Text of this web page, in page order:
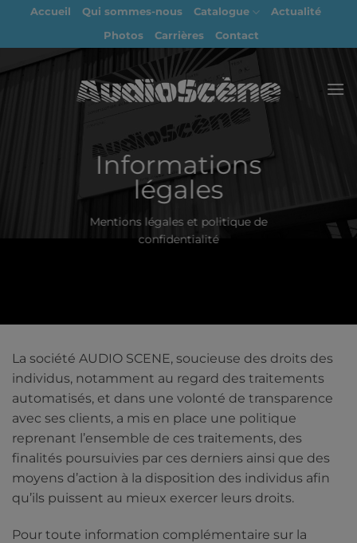
Passer
contenu
Accueil Qui sommes-nous Catalogue
Actualité
Photos
Carrières Contact
Informations
légales
Mentions légales et politique de
confidentialité
La société AUDIO SCENE, soucieuse des droits des
individus, notamment au regard des traitements
automatisés, et dans une volonté de transparence
avec ses clients, a mis en place une politique
reprenant l’ensemble de ces traitements, des
finalités poursuivies par ces derniers ainsi que des
moyens d’action à la disposition des individus afin
qu’ils puissent au mieux exercer leurs droits.
Pour toute information complémentaire sur la